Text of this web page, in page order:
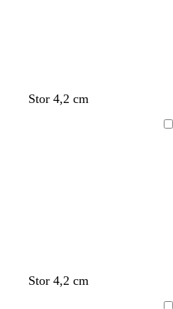
Stor 4,2 cm
Stor 4,2 cm